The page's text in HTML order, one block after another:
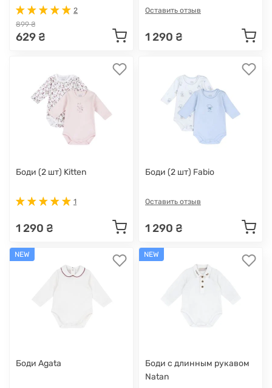
2
899 ₴
629 ₴
Оставить отзыв
1 290 ₴
Боди (2 шт) Kitten
1
1 290 ₴
Боди (2 шт) Fabio
Оставить отзыв
1 290 ₴
NEW
Боди Agata
NEW
Боди с длинным рукавом
Natan